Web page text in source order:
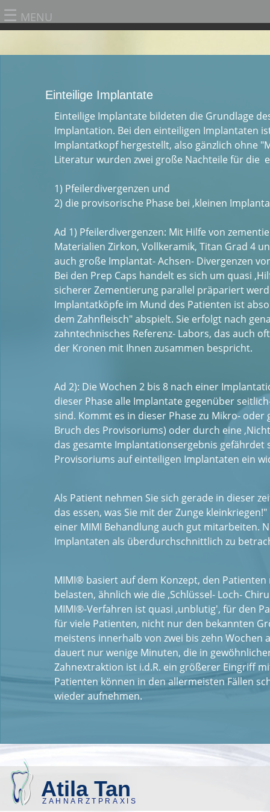
☰ MENU
Einteilige Implantate
Einteilige Implantate bildeten die Grundlage
Implantation. Bei den einteiligen Implantaten
Implantatkopf hergestellt, also gänzlich ohne
Literatur wurden zwei große Nachteile für die
1) Pfeilerdivergenzen und
2) die provisorische Phase bei ‚kleinen
Ad 1) Pfeilerdivergenzen: Mit Hilfe von
Materialien Zirkon, Vollkeramik, Titan Grad 4
auch große Implantat- Achsen- Divergenzen
Bei den Prep Caps handelt es sich um quasi
sicherer Zementierung parallel präpariert
Implantatköpfe im Mund des Patienten ist
dem Zahnfleisch" abspielt. Sie erfolgt nach
zahntechnisches Referenz- Labors, das auch
der Kronen mit Ihnen zusammen bespricht.
Ad 2): Die Wochen 2 bis 8 nach einer
dieser Phase alle Implantate gegenüber
sind. Kommt es in dieser Phase zu Mikro-
Bruch des Provisoriums) oder durch eine
das gesamte Implantationsergebnis
Provisoriums auf einteiligen Implantaten ein
Als Patient nehmen Sie sich gerade in dieser
das essen, was Sie mit der Zunge
einer MIMI Behandlung auch gut mitarbeiten.
Implantaten als überdurchschnittlich zu
MIMI® basiert auf dem Konzept, den
belasten, ähnlich wie die ‚Schlüssel- Loch-
MIMI®-Verfahren ist quasi ‚unblutig', für den
für viele Patienten, nicht nur den bekannten
meistens innerhalb von zwei bis zehn
dauert nur wenige Minuten, die in
Zahnextraktion ist i.d.R. ein größerer Eingriff
Patienten können in den allermeisten Fällen
wieder aufnehmen.
Atila Tan
ZAHNARZTPRAXIS